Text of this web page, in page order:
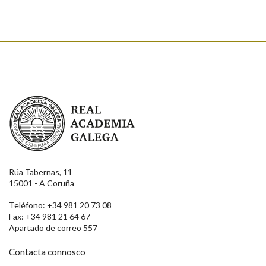
Real Academia Galega
Rúa Tabernas, 11
15001 - A Coruña
Teléfono: +34 981 20 73 08
Fax: +34 981 21 64 67
Apartado de correo 557
Contacta connosco